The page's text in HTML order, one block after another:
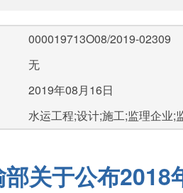
000019713O08/2019-02309
无
2019年08月16日
水运工程;设计;施工;监理企业;
关于公布2018